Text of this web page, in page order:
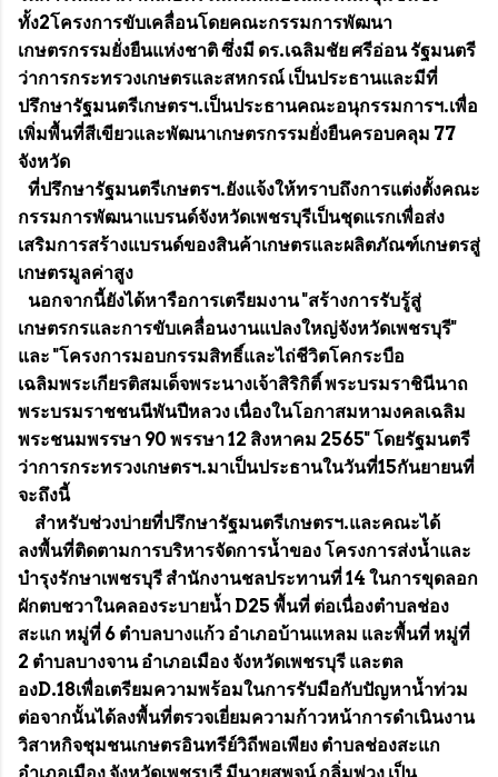
ทั้ง2โครงการขับเคลื่อนโดยคณะกรรมการพัฒนา
เกษตรกรรมยั่งยืนแห่งชาติ ซึ่งมี ดร.เฉลิมชัย ศรีอ่อน รัฐมนตรี
ว่าการกระทรวงเกษตรและสหกรณ์ เป็นประธานและมีที่
ปรึกษารัฐมนตรีเกษตรฯ.เป็นประธานคณะอนุกรรมการฯ.เพื่อ
เพิ่มพื้นที่สีเขียวและพัฒนาเกษตรกรรมยั่งยืนครอบคลุม 77
จังหวัด
ที่ปรึกษารัฐมนตรีเกษตรฯ.ยังแจ้งให้ทราบถึงการแต่งตั้งคณะ
กรรมการพัฒนาแบรนด์จังหวัดเพชรบุรีเป็นชุดแรกเพื่อส่ง
เสริมการสร้างแบรนด์ของสินค้าเกษตรและผลิตภัณฑ์เกษตรสู่
เกษตรมูลค่าสูง
นอกจากนี้ยังได้หารือการเตรียมงาน "สร้างการรับรู้สู่
เกษตรกรและการขับเคลื่อนงานแปลงใหญ่จังหวัดเพชรบุรี"
และ "โครงการมอบกรรมสิทธิ์และไถ่ชีวิตโคกระบือ
เฉลิมพระเกียรติสมเด็จพระนางเจ้าสิริกิติ์ พระบรมราชินีนาถ
พระบรมราชชนนีพันปีหลวง เนื่องในโอกาสมหามงคลเฉลิม
พระชนมพรรษา 90 พรรษา 12 สิงหาคม 2565" โดยรัฐมนตรี
ว่าการกระทรวงเกษตรฯ.มาเป็นประธานในวันที่15กันยายนที่
จะถึงนี้
สำหรับช่วงบ่ายที่ปรึกษารัฐมนตรีเกษตรฯ.และคณะได้
ลงพื้นที่ติดตามการบริหารจัดการน้ำของ โครงการส่งน้ำและ
บำรุงรักษาเพชรบุรี สำนักงานชลประทานที่ 14 ในการขุดลอก
ผักตบชวาในคลองระบายน้ำ D25 พื้นที่ ต่อเนื่องตำบลช่อง
สะแก หมู่ที่ 6 ตำบลบางแก้ว อำเภอบ้านแหลม และพื้นที่ หมู่ที่
2 ตำบลบางจาน อำเภอเมือง จังหวัดเพชรบุรี และตล
องD.18เพื่อเตรียมความพร้อมในการรับมือกับปัญหาน้ำท่วม
ต่อจากนั้นได้ลงพื้นที่ตรวจเยี่ยมความก้าวหน้าการดำเนินงาน
วิสาหกิจชุมชนเกษตรอินทรีย์วิถีพอเพียง ตำบลช่องสะแก